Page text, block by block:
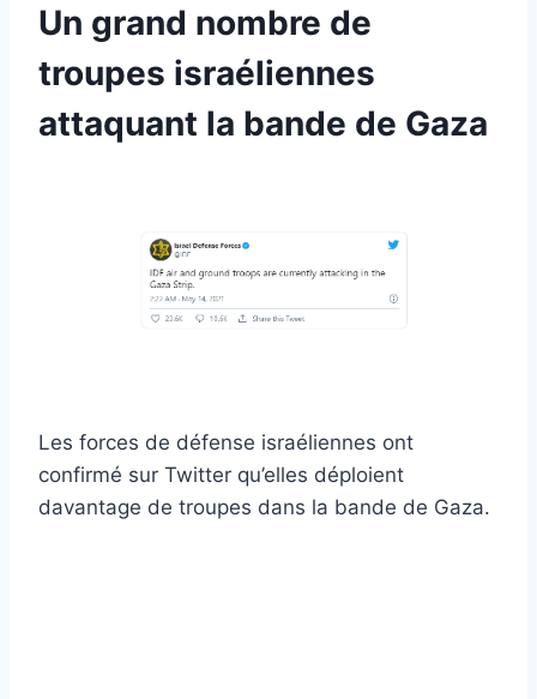
Un grand nombre de
troupes israéliennes
attaquant la bande de Gaza
Les forces de défense israéliennes ont
confirmé sur Twitter qu’elles déploient
davantage de troupes dans la bande de Gaza.